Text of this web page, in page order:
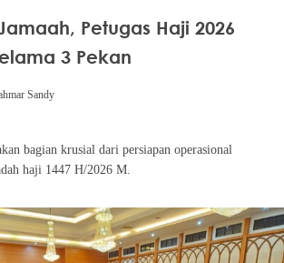
Petugas Haji 2026
3 Pekan
Sandy
bagian krusial dari persiapan operasional
haji 1447 H/2026 M.